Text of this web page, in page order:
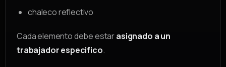
chaleco reflectivo
Cada elemento debe estarasignado a un
trabajador especifico.